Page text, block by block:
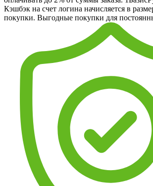
Кэшбэк на счет логина начисляется в
покупки. Выгодные покупки для